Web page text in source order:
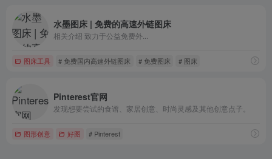
水墨图床 | 免费的高速外链图床
相关介绍 致力于公益免费外...
图床工具 # 免费国内高速外链图床 # 免费图床 # 图床
Pinterest官网
发现想要尝试的食谱、家居创意、时尚灵感及其他创意点子。
图形创意 好图 # Pinterest